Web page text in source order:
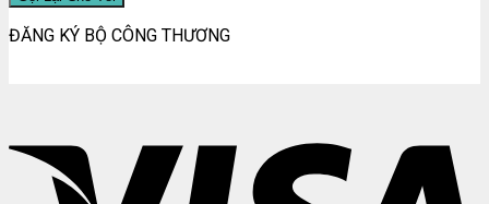
ĐĂNG KÝ BỘ CÔNG THƯƠNG